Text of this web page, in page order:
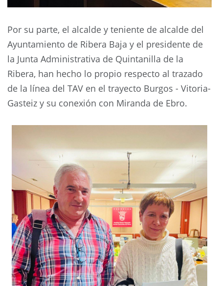
Por su parte, el alcalde y teniente de alcalde del
Ayuntamiento de Ribera Baja y el presidente de
la Junta Administrativa de Quintanilla de la
Ribera, han hecho lo propio respecto al trazado
de la línea del TAV en el trayecto Burgos - Vitoria-
Gasteiz y su conexión con Miranda de Ebro.